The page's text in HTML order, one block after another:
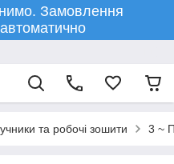
Замовлення
та робочі зошити 3 ~